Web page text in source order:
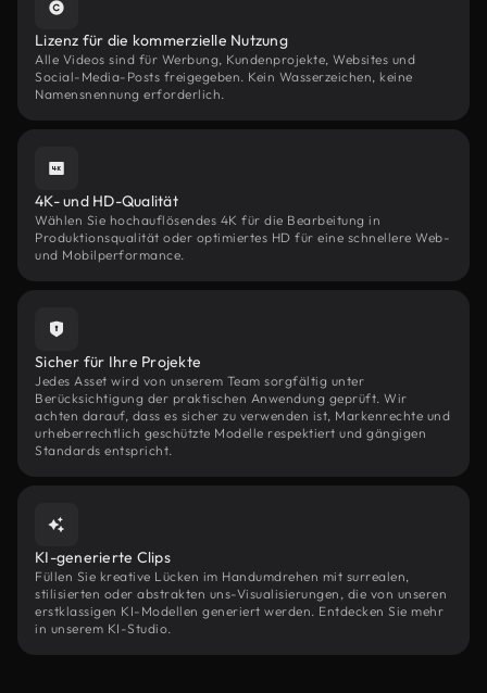
Lizenz für die kommerzielle Nutzung
Alle Videos sind für Werbung, Kundenprojekte, Websites und
Social-Media-Posts freigegeben. Kein Wasserzeichen, keine
Namensnennung erforderlich.
4K- und HD-Qualität
Wählen Sie hochauflösendes 4K für die Bearbeitung in
Produktionsqualität oder optimiertes HD für eine schnellere Web-
und Mobilperformance.
Sicher für Ihre Projekte
Jedes Asset wird von unserem Team sorgfältig unter
Berücksichtigung der praktischen Anwendung geprüft. Wir
achten darauf, dass es sicher zu verwenden ist, Markenrechte und
urheberrechtlich geschützte Modelle respektiert und gängigen
Standards entspricht.
KI-generierte Clips
Füllen Sie kreative Lücken im Handumdrehen mit surrealen,
stilisierten oder abstrakten uns-Visualisierungen, die von unseren
erstklassigen KI-Modellen generiert werden. Entdecken Sie mehr
in unserem KI-Studio.